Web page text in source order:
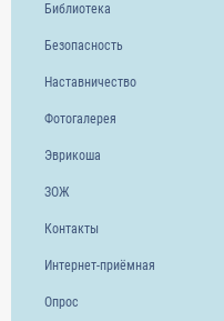
Библиотека
Безопасность
Наставничество
Фотогалерея
Эврикоша
ЗОЖ
Контакты
Интернет-приёмная
Опрос